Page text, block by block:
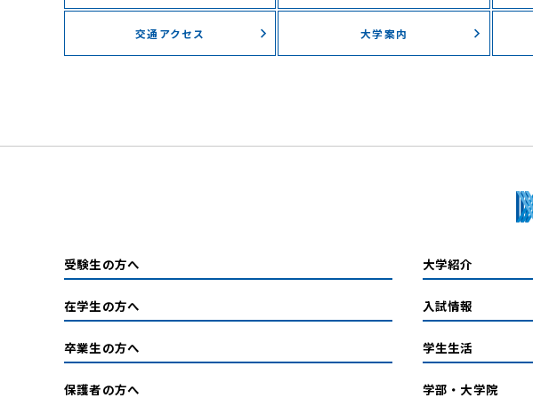
交通アクセス 大学案内
受験生の方へ
在学生の方へ
卒業生の方へ
保護者の方へ
大学紹介
入試情報
学生生活
学部・大学院